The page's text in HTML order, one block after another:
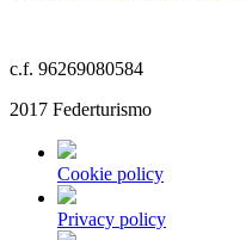
c.f. 96269080584
2017 Federturismo
Cookie policy
Privacy policy